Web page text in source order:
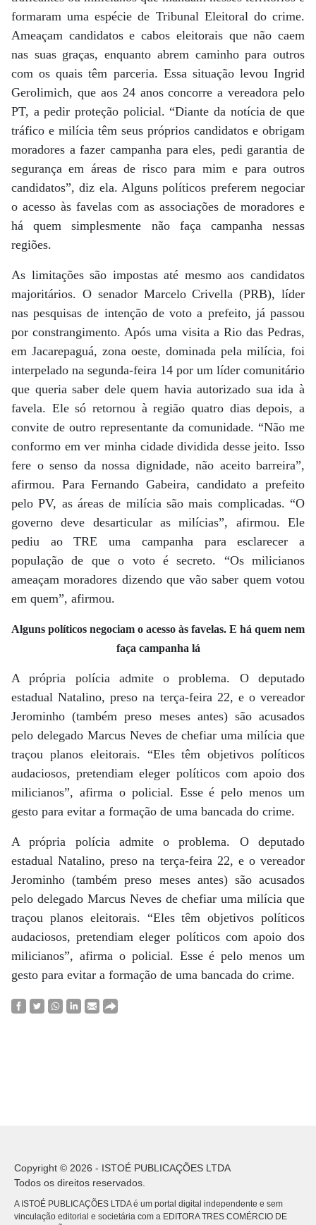
formaram uma espécie de Tribunal Eleitoral do crime.
Ameaçam candidatos e cabos eleitorais que não caem
nas suas graças, enquanto abrem caminho para outros
com os quais têm parceria. Essa situação levou Ingrid
Gerolimich, que aos 24 anos concorre a vereadora pelo
PT, a pedir proteção policial. “Diante da notícia de que
tráfico e milícia têm seus próprios candidatos e obrigam
moradores a fazer campanha para eles, pedi garantia de
segurança em áreas de risco para mim e para outros
candidatos”, diz ela. Alguns políticos preferem negociar
o acesso às favelas com as associações de moradores e
há quem simplesmente não faça campanha nessas
regiões.
As limitações são impostas até mesmo aos candidatos
majoritários. O senador Marcelo Crivella (PRB), líder
nas pesquisas de intenção de voto a prefeito, já passou
por constrangimento. Após uma visita a Rio das Pedras,
em Jacarepaguá, zona oeste, dominada pela milícia, foi
interpelado na segunda-feira 14 por um líder comunitário
que queria saber dele quem havia autorizado sua ida à
favela. Ele só retornou à região quatro dias depois, a
convite de outro representante da comunidade. “Não me
conformo em ver minha cidade dividida desse jeito. Isso
fere o senso da nossa dignidade, não aceito barreira”,
afirmou. Para Fernando Gabeira, candidato a prefeito
pelo PV, as áreas de milícia são mais complicadas. “O
governo deve desarticular as milícias”, afirmou. Ele
pediu ao TRE uma campanha para esclarecer a
população de que o voto é secreto. “Os milicianos
ameaçam moradores dizendo que vão saber quem votou
em quem”, afirmou.
Alguns políticos negociam o acesso às favelas. E há quem nem
faça campanha lá
A própria polícia admite o problema. O deputado
estadual Natalino, preso na terça-feira 22, e o vereador
Jerominho (também preso meses antes) são acusados
pelo delegado Marcus Neves de chefiar uma milícia que
traçou planos eleitorais. “Eles têm objetivos políticos
audaciosos, pretendiam eleger políticos com apoio dos
milicianos”, afirma o policial. Esse é pelo menos um
gesto para evitar a formação de uma bancada do crime.
A própria polícia admite o problema. O deputado
estadual Natalino, preso na terça-feira 22, e o vereador
Jerominho (também preso meses antes) são acusados
pelo delegado Marcus Neves de chefiar uma milícia que
traçou planos eleitorais. “Eles têm objetivos políticos
audaciosos, pretendiam eleger políticos com apoio dos
milicianos”, afirma o policial. Esse é pelo menos um
gesto para evitar a formação de uma bancada do crime.
Copyright © 2026 - ISTOÉ PUBLICAÇÕES LTDA
Todos os direitos reservados.
A ISTOÉ PUBLICAÇÕES LTDA é um portal digital independente e sem
vinculação editorial e societária com a EDITORA TRES COMÉRCIO DE